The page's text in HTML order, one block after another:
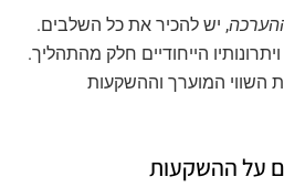
, יש להכיר את כל השלבים.
הייחודיים חלק מהתהליך.
השווי המוערך וההשקעות
על ההשקעות